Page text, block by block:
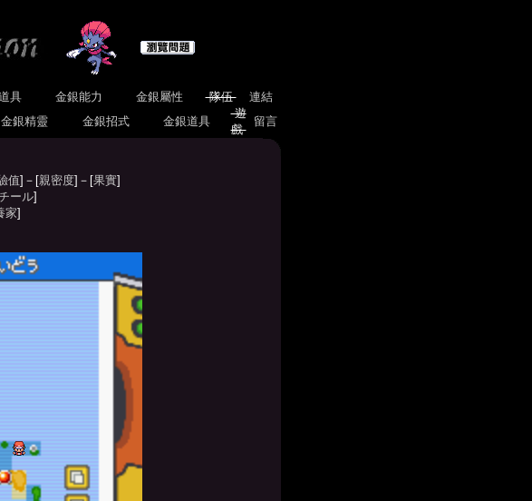
具 金銀能力 金銀屬性 隊伍
連結
金銀精靈 金銀招式 金銀道具
遊
戲
留言
值]－[親密度]－[果實]
ール]
家]